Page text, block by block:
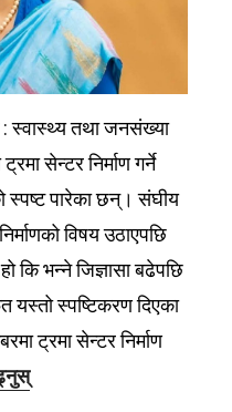
स्वास्थ्य तथा जनसंख्या
सेन्टर निर्माण गर्ने
स्पष्ट पारेका छन्। संघीय
विषय उठाएपछि
कि भन्ने जिज्ञासा बढेपछि
यस्तो स्पष्टिकरण दिएका
ट्रमा सेन्टर निर्माण